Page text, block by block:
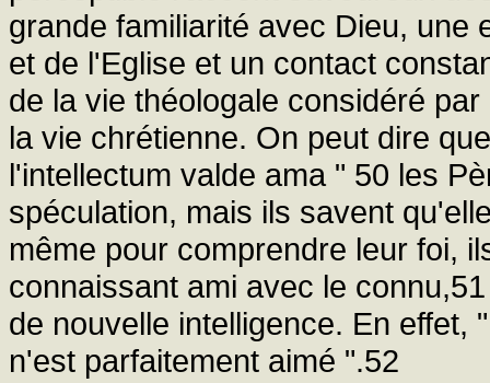
grande familiarité avec Dieu, une
et de l'Eglise et un contact
de la vie théologale considéré
la vie chrétienne. On peut dire
l'intellectum valde ama " 50 les
spéculation, mais ils savent
même pour comprendre leur foi,
connaissant ami avec le
de nouvelle intelligence. En effet,
n'est parfaitement aimé ".52